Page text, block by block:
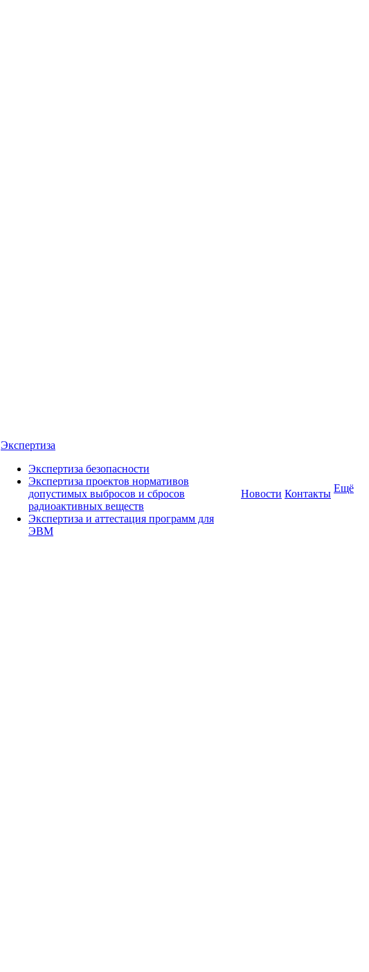
Экспертиза
Экспертиза безопасности
Экспертиза проектов нормативов
допустимых выбросов и сбросов
радиоактивных веществ
Экспертиза и аттестация программ для
ЭВМ
Новости Контакты Ещё